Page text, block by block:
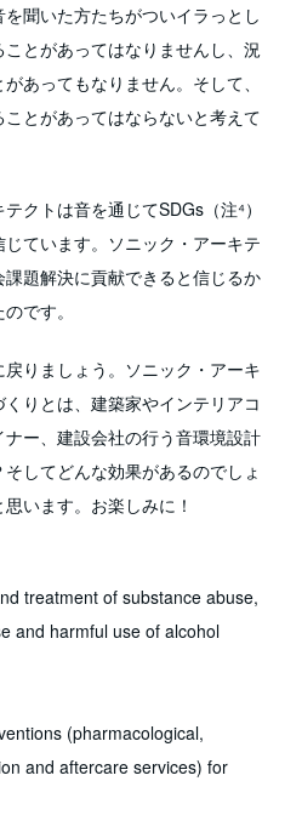
聞いた方たちがついイラっとし
とがあってはなりませんし、況
あってもなりません。そして、
とがあってはならないと考えて
クトは音を通じてSDGs（注⁴）
ています。ソニック・アーキテ
題解決に貢献できると信じるか
です。
りましょう。ソニック・アーキ
りとは、建築家やインテリアコ
ー、建設会社の行う音環境設計
してどんな効果があるのでしょ
います。お楽しみに！
treatment of substance abuse,
and harmful use of alcohol
(pharmacological,
and aftercare services) for